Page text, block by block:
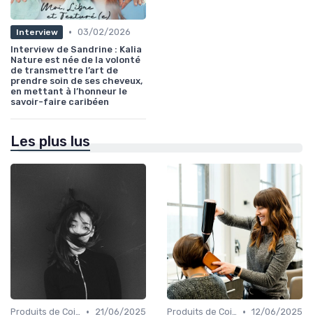
Interview • 03/02/2026
Interview de Sandrine : Kalia
Nature est née de la volonté
de transmettre l’art de
prendre soin de ses cheveux,
en mettant à l’honneur le
savoir-faire caribéen
Les plus lus
Produits de Coiffage •
21/06/2025
Produits de Coiffage • 12/06/2025